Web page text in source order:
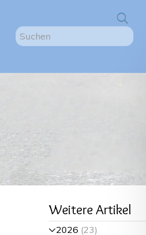
S
u
0
Weitere Artikel
>2026 (23)